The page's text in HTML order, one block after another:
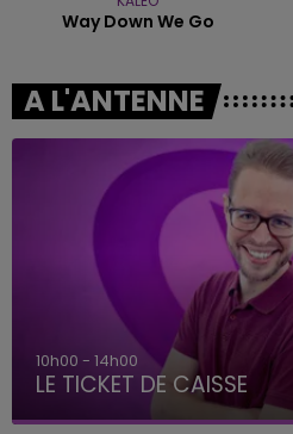
Way Down We Go
A L'ANTENNE
10h00 - 14h00
LE TICKET DE CAISSE